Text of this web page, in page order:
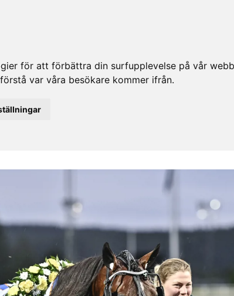
för att förbättra din surfupplevelse på vår
var våra besökare kommer ifrån.